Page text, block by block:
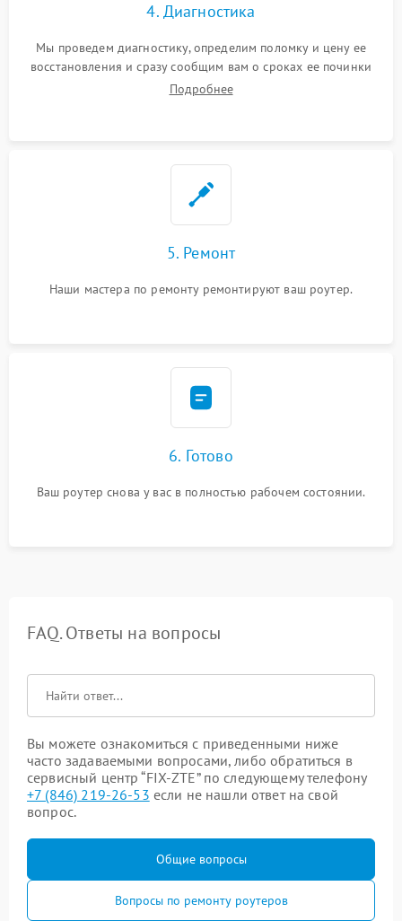
4. Диагностика
Мы проведем диагностику, определим поломку и цену ее
восстановления и сразу сообщим вам о сроках ее починки
Подробнее
5. Ремонт
Наши мастера по ремонту ремонтируют ваш роутер.
6. Готово
Ваш роутер снова у вас в полностью рабочем состоянии.
FAQ. Ответы на вопросы
Вы можете ознакомиться с приведенными ниже
часто задаваемыми вопросами, либо обратиться в
сервисный центр “FIX-ZTE” по следующему телефону
+7 (846) 219-26-53 если не нашли ответ на свой
вопрос.
Общие вопросы
Вопросы по ремонту роутеров